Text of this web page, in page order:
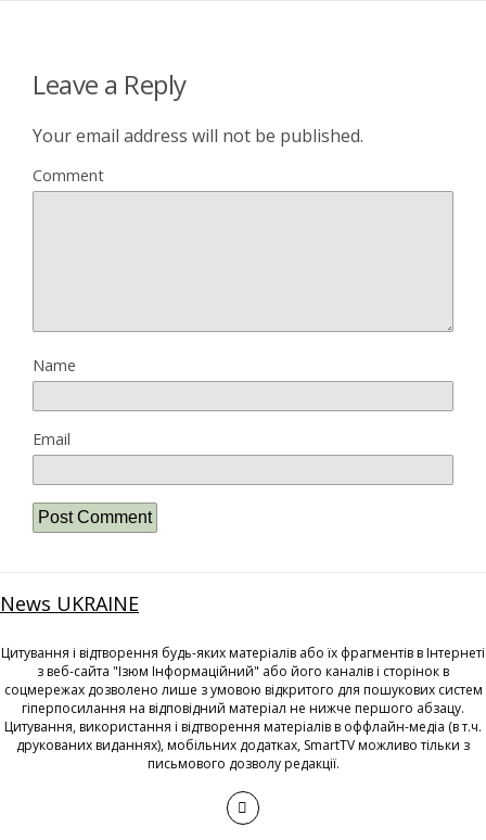
Leave a Reply
Your email address will not be published.
Comment
Name
Email
News UKRAINE
Цитування і відтворення будь-яких матеріалів або їх фрагментів в Інтернеті
з веб-сайта "Ізюм Інформаційний" або його каналів і сторінок в
соцмережах дозволено лише з умовою відкритого для пошукових систем
гіперпосилання на відповідний матеріал не нижче першого абзацу.
Цитування, використання і відтворення матеріалів в оффлайн-медіа (в т.ч.
друкованих виданнях), мобільних додатках, SmartTV можливо тільки з
письмового дозволу редакції.